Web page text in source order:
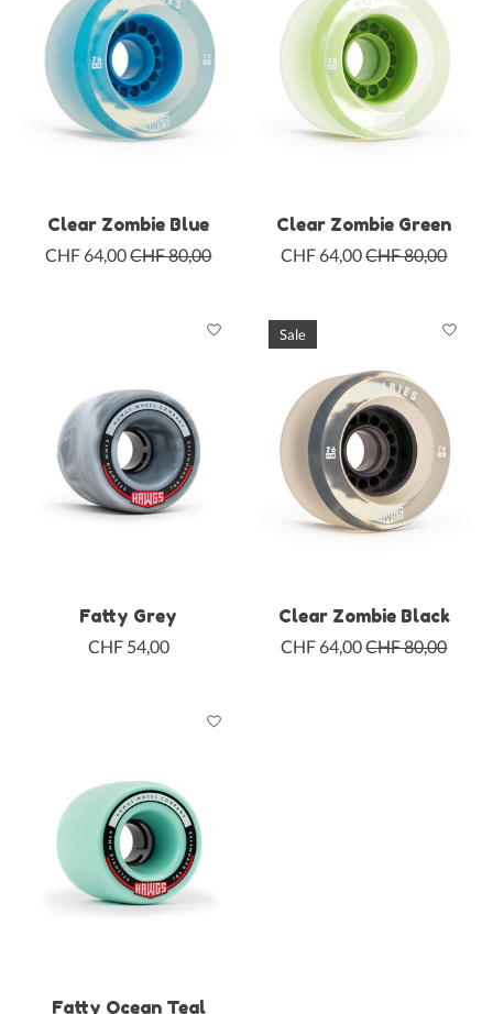
Clear Zombie Blue
CHF 64,00CHF 80,00
Clear Zombie Green
CHF 64,00CHF 80,00
Fatty Grey
CHF 54,00
Sale
Clear Zombie Black
CHF 64,00CHF 80,00
Fatty Ocean Teal